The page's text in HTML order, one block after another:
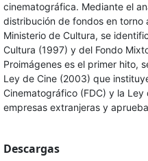
cinematográfica. Mediante el
distribución de fondos en torno
Ministerio de Cultura, se
Cultura (1997) y del Fondo
Proimágenes es el primer hito,
Ley de Cine (2003) que
Cinematográfico (FDC) y la
empresas extranjeras y
Descargas